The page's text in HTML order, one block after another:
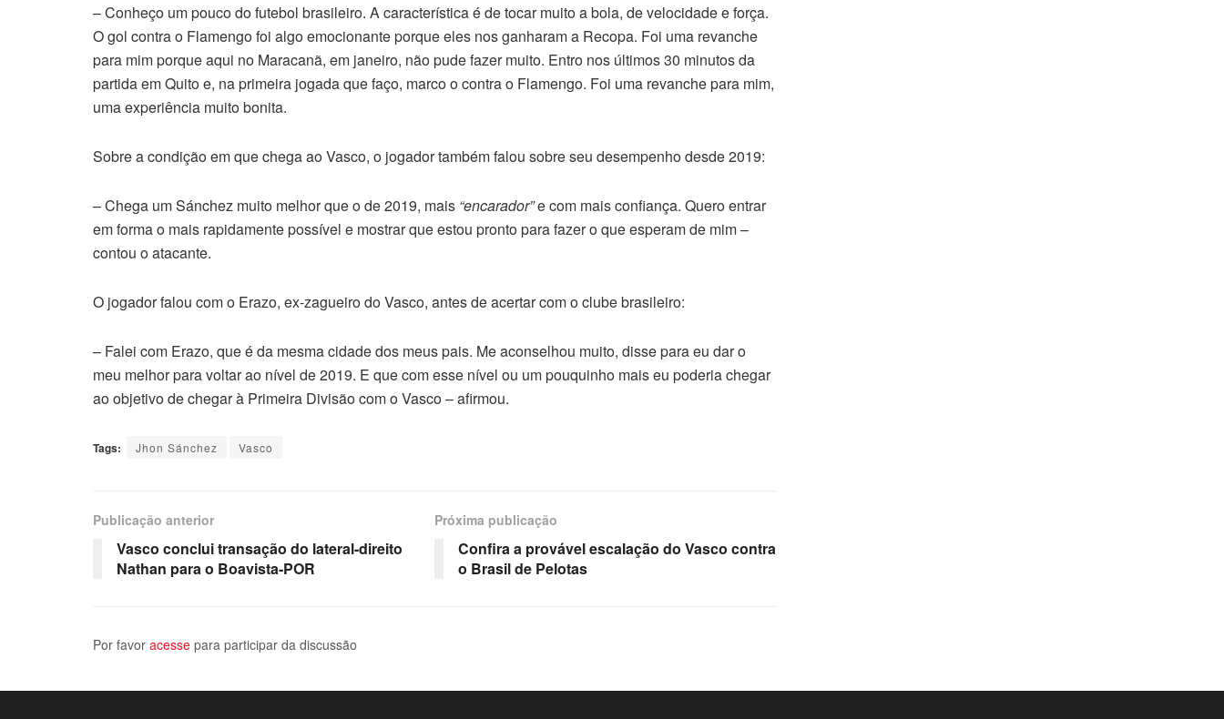
– Conheço um pouco do futebol brasileiro. A característica é de tocar muito a bola, de velocidade e força.
O gol contra o Flamengo foi algo emocionante porque eles nos ganharam a Recopa. Foi uma revanche
para mim porque aqui no Maracanã, em janeiro, não pude fazer muito. Entro nos últimos 30 minutos da
partida em Quito e, na primeira jogada que faço, marco o contra o Flamengo. Foi uma revanche para mim,
uma experiência muito bonita.
Sobre a condição em que chega ao Vasco, o jogador também falou sobre seu desempenho desde 2019:
– Chega um Sánchez muito melhor que o de 2019, mais “encarador”e com mais confiança. Quero entrar
em forma o mais rapidamente possível e mostrar que estou pronto para fazer o que esperam de mim –
contou o atacante.
O jogador falou com o Erazo, ex-zagueiro do Vasco, antes de acertar com o clube brasileiro:
– Falei com Erazo, que é da mesma cidade dos meus pais. Me aconselhou muito, disse para eu dar o
meu melhor para voltar ao nível de 2019. E que com esse nível ou um pouquinho mais eu poderia chegar
ao objetivo de chegar à Primeira Divisão com o Vasco – afirmou.
Tags: Jhon Sánchez Vasco
Publicação anterior
Vasco conclui transação do lateral-direito
Nathan para o Boavista-POR
Próxima publicação
Confira a provável escalação do Vasco contra
o Brasil de Pelotas
Por favor acesse para participar da discussão